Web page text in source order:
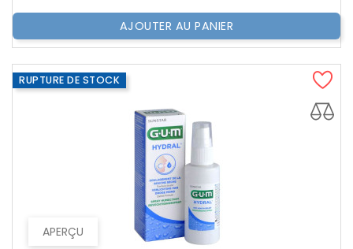
AJOUTER AU PANIER
APERÇU
RUPTURE DE STOCK